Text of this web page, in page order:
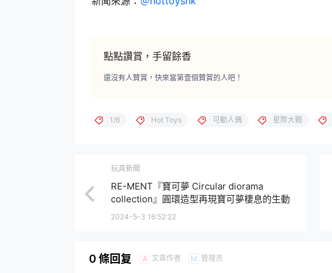
點點讚賞，手留餘香
還沒有人贊賞，快來當第壹個贊賞的人吧！
1/6 Hot Toys 可動人偶 星際大戰
玩具新聞
RE-MENT『寶可夢 Circular diorama
collection』圓環造型再現寶可夢棲息的生動
場景！
2024-5-3 16:52:22
0 條回复 A 文章作者 M 管理员